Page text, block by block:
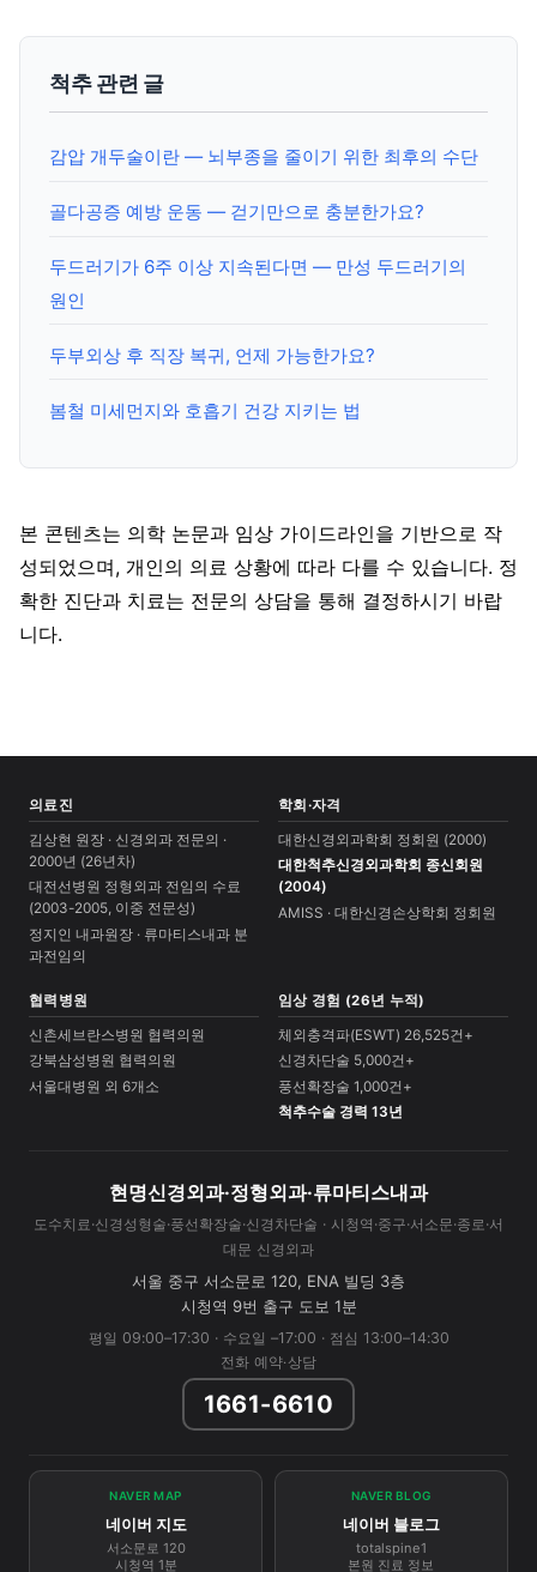
척추 관련 글
감압 개두술이란 — 뇌부종을 줄이기 위한 최후의 수단
골다공증 예방 운동 — 걷기만으로 충분한가요?
두드러기가 6주 이상 지속된다면 — 만성 두드러기의
원인
두부외상 후 직장 복귀, 언제 가능한가요?
봄철 미세먼지와 호흡기 건강 지키는 법
본 콘텐츠는 의학 논문과 임상 가이드라인을 기반으로 작
성되었으며, 개인의 의료 상황에 따라 다를 수 있습니다. 정
확한 진단과 치료는 전문의 상담을 통해 결정하시기 바랍
니다.
의료진
김상현 원장 · 신경외과 전문의 ·
2000년 (26년차)
대전선병원 정형외과 전임의 수료
(2003-2005, 이중 전문성)
정지인 내과원장 · 류마티스내과 분
과전임의
학회·자격
대한신경외과학회 정회원 (2000)
대한척추신경외과학회 종신회원
(2004)
AMISS · 대한신경손상학회 정회원
협력병원
신촌세브란스병원 협력의원
강북삼성병원 협력의원
서울대병원 외 6개소
임상 경험 (26년 누적)
체외충격파(ESWT) 26,525건+
신경차단술 5,000건+
풍선확장술 1,000건+
척추수술 경력 13년
현명신경외과·정형외과·류마티스내과
도수치료·신경성형술·풍선확장술·신경차단술 · 시청역·중구·서소문·종로·서
대문 신경외과
서울 중구 서소문로 120, ENA 빌딩 3층
시청역 9번 출구 도보 1분
평일 09:00–17:30 · 수요일 –17:00 · 점심 13:00–14:30
전화 예약·상담
1661-6610
NAVER MAP
네이버 지도
서소문로 120
시청역 1분
NAVER BLOG
네이버 블로그
totalspine1
본원 진료 정보